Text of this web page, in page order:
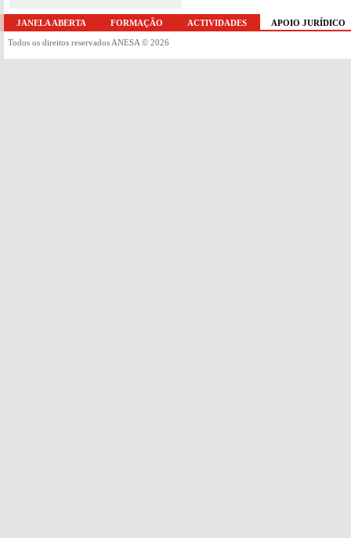
JANELA ABERTA FORMAÇÃO ACTIVIDADES APOIO JURÍDICO
Todos os direitos reservados ANESA © 2026